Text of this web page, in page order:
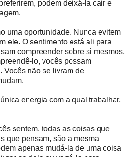
podem deixá-la cair e
uma oportunidade. Nunca evitem
ele. O sentimento está ali para
compreender sobre si mesmos,
lo, vocês possam
Vocês não se livram de
energia com a qual trabalhar,
sentem, todas as coisas que
que pensam, são a mesma
apenas mudá-la de uma coisa